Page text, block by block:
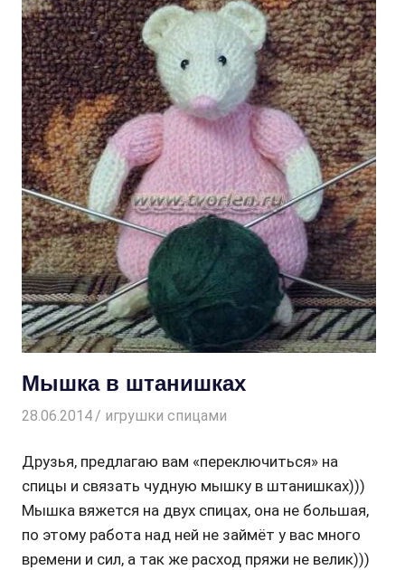
Мышка в штанишках
28.06.2014 Творогова Елена
игрушки спицами
Друзья, предлагаю вам «переключиться» на
спицы и связать чудную мышку в штанишках)))
Мышка вяжется на двух спицах, она не большая,
по этому работа над ней не займёт у вас много
времени и сил, а так же расход пряжи не велик)))